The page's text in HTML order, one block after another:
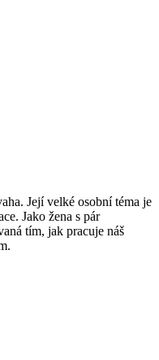
Její velké osobní téma je
Jako žena s pár
tím, jak pracuje náš